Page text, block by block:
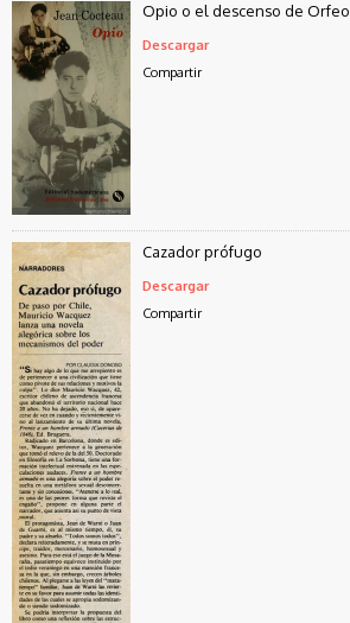
Opio o el descenso de Orfeo
Descargar
Compartir
Cazador prófugo
Descargar
Compartir